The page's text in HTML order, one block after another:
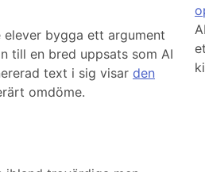
bygga ett argument
till en bred uppsats som AI
text i sig visar den
omdöme.